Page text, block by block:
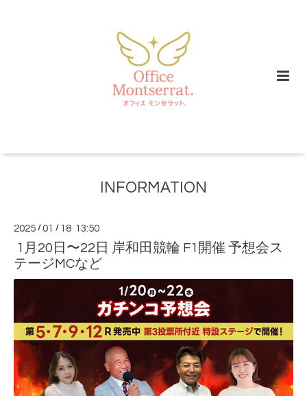
INFORMATION
2025 /01 / 18 13:50
1月20日〜22日 岸和田競輪 F1開催 予想会ス
テージMCなど